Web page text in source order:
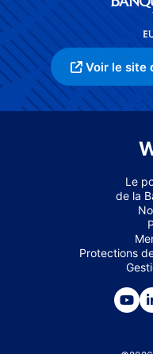
Voir le site
Le
de la
Protections